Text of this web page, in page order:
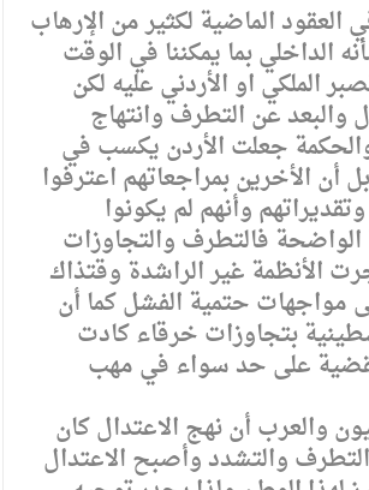
العقود الماضية لكثير من الإرهاب
الداخلي بما يمكننا في الوقت
الملكي او الأردني عليه لكن
والبعد عن التطرف وانتهاج
جعلت الأردن يكسب في
أن الأخرين بمراجعاتهم اعترفوا
وأنهم لم يكونوا
الواضحة فالتطرف والتجاوزات
الأنظمة غير الراشدة وقتذاك
مواجهات حتمية الفشل كما أن
بتجاوزات خرقاء كادت
على حد سواء في مهب
والعرب أن نهج الاعتدال كان
والتشدد وأصبح الاعتدال